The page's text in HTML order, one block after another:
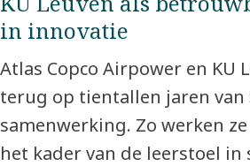
in innovatie
Atlas Copco Airpower en KU
terug op tientallen jaren van
samenwerking. Zo werken
het kader van de leerstoel in